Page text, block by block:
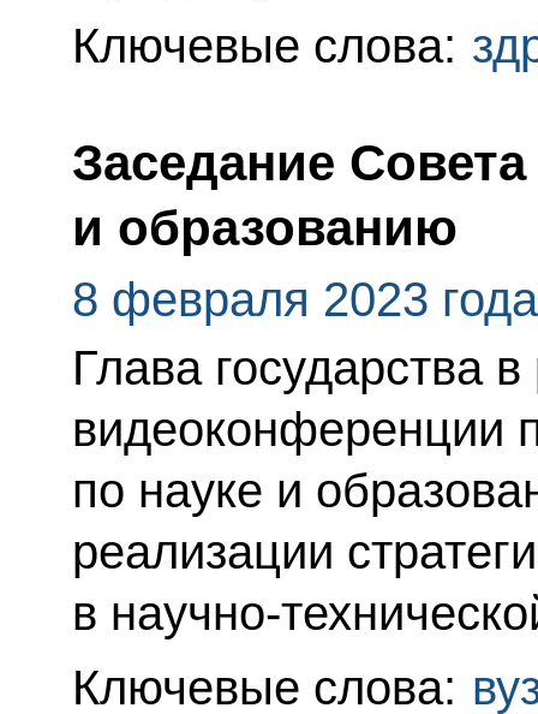
Ключевые слова:
Заседание Совета
и образованию
8 февраля 2023 года
Глава государства
видеоконференции
по науке и
реализации
в научно-
Ключевые слова: